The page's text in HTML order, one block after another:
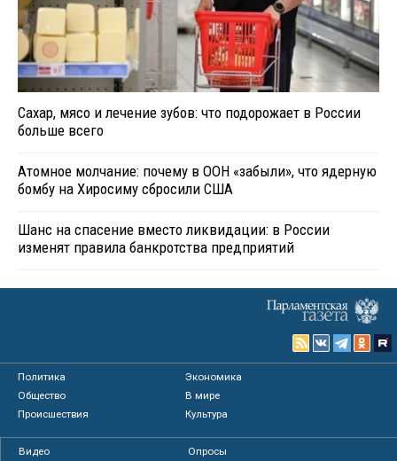
Сахар, мясо и лечение зубов: что подорожает в России
больше всего
Атомное молчание: почему в ООН «забыли», что ядерную
бомбу на Хиросиму сбросили США
Шанс на спасение вместо ликвидации: в России
изменят правила банкротства предприятий
Политика
Экономика
Общество
В мире
Происшествия
Культура
Видео
Опросы